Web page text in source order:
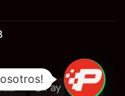
Cash Google
1